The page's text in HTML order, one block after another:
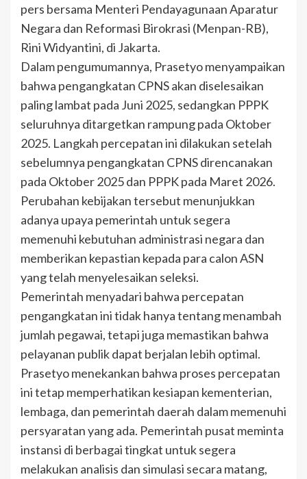
pers bersama Menteri Pendayagunaan Aparatur
Negara dan Reformasi Birokrasi (Menpan-RB),
Rini Widyantini, di Jakarta.
Dalam pengumumannya, Prasetyo menyampaikan
bahwa pengangkatan CPNS akan diselesaikan
paling lambat pada Juni 2025, sedangkan PPPK
seluruhnya ditargetkan rampung pada Oktober
2025. Langkah percepatan ini dilakukan setelah
sebelumnya pengangkatan CPNS direncanakan
pada Oktober 2025 dan PPPK pada Maret 2026.
Perubahan kebijakan tersebut menunjukkan
adanya upaya pemerintah untuk segera
memenuhi kebutuhan administrasi negara dan
memberikan kepastian kepada para calon ASN
yang telah menyelesaikan seleksi.
Pemerintah menyadari bahwa percepatan
pengangkatan ini tidak hanya tentang menambah
jumlah pegawai, tetapi juga memastikan bahwa
pelayanan publik dapat berjalan lebih optimal.
Prasetyo menekankan bahwa proses percepatan
ini tetap memperhatikan kesiapan kementerian,
lembaga, dan pemerintah daerah dalam memenuhi
persyaratan yang ada. Pemerintah pusat meminta
instansi di berbagai tingkat untuk segera
melakukan analisis dan simulasi secara matang,